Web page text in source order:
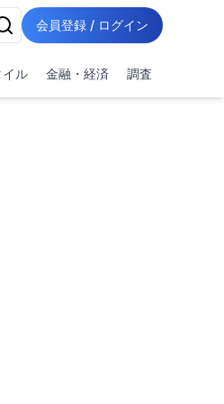
会員登録 / ログイン
ル 金融・経済 調査